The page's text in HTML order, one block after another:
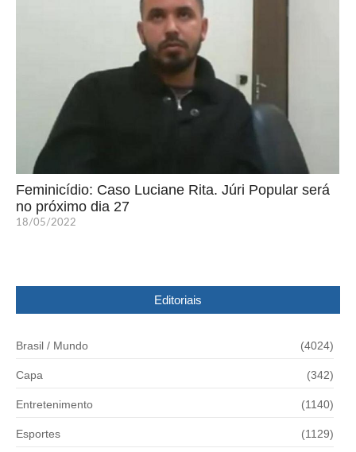
Feminicídio: Caso Luciane Rita. Júri Popular será
no próximo dia 27
18/05/2022
Editoriais
Brasil / Mundo (4024)
Capa (342)
Entretenimento (1140)
Esportes (1129)